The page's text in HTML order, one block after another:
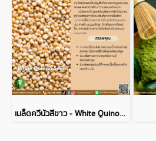
เมล็ดควีนัวสีขาว - White Quinoa Seed